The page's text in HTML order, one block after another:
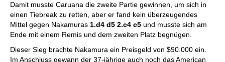
Damit musste Caruana die zweite Partie gewinnen, um sich in
einen Tiebreak zu retten, aber er fand kein überzeugendes
Mittel gegen Nakamuras 1.d4 d5 2.c4 c5 und musste sich am
Ende mit einem Remis und dem zweiten Platz begnügen.
Dieser Sieg brachte Nakamura ein Preisgeld von $90.000 ein.
Im Anschluss gewann der 37-jährige auch noch das American